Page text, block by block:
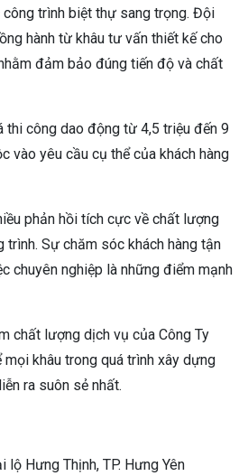
công trình biệt thự sang trọng. Đội
hành từ khâu tư vấn thiết kế cho
đảm bảo đúng tiến độ và chất
thi công dao động từ 4,5 triệu đến 9
vào yêu cầu cụ thể của khách hàng
phản hồi tích cực về chất lượng
trình. Sự chăm sóc khách hàng tận
chuyên nghiệp là những điểm mạnh
chất lượng dịch vụ của Công Ty
mọi khâu trong quá trình xây dựng
ra suôn sẻ nhất.
Hưng Thịnh, TP. Hưng Yên